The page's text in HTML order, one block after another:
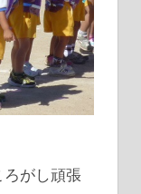
ろがし頑張